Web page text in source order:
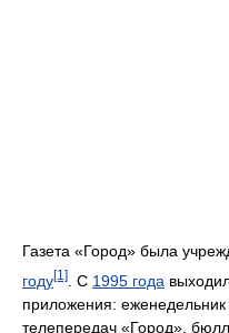
Газета «Город» была
году[1] . С 1995 года
приложения:
телепередач «Город»,